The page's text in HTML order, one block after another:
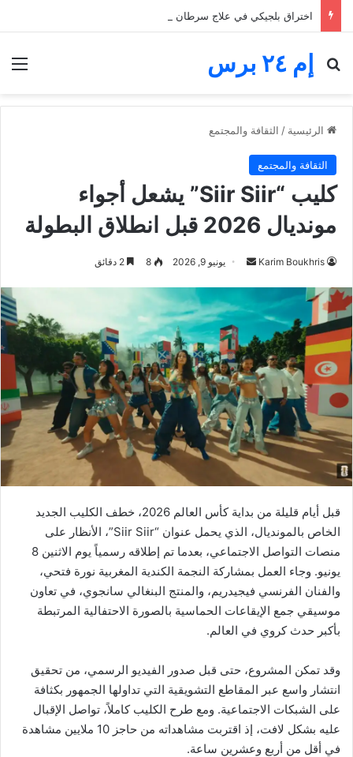
إم ٢٤ برس
بحث عن
الرئيسية / الثقافة والمجتمع
الثقافة والمجتمع
كليب “Siir Siir” يشعل أجواء
مونديال 2026 قبل انطلاق البطولة
Karim Boukhris
أرسل
إلكترونيا
يونيو 9, 2026 8
‏قبل أيام قليلة من بداية كأس العالم 2026، خطف الكليب الجديد
الخاص بالمونديال، الذي يحمل عنوان “Siir Siir”، الأنظار على
منصات التواصل الاجتماعي، بعدما تم إطلاقه رسمياً يوم الاثنين 8
يونيو. وجاء العمل بمشاركة النجمة الكندية المغربية نورة فتحي،
والفنان الفرنسي فيجيدريم، والمنتج البنغالي سانجوي، في تعاون
موسيقي جمع الإيقاعات الحماسية بالصورة الاحتفالية المرتبطة
بأكبر حدث كروي في العالم.
‏وقد تمكن المشروع، حتى قبل صدور الفيديو الرسمي، من تحقيق
انتشار واسع عبر المقاطع التشويقية التي تداولها الجمهور بكثافة
على الشبكات الاجتماعية. ومع طرح الكليب كاملاً، تواصل الإقبال
عليه بشكل لافت، إذ اقتربت مشاهداته من حاجز 10 ملايين مشاهدة
في أقل من أربع وعشرين ساعة.